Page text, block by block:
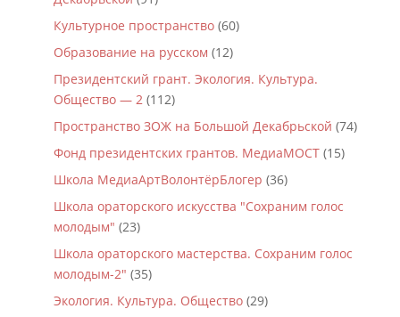
Культурное пространство(60)
Образование на русском (12)
Президентский грант. Экология. Культура.
Общество — 2(112)
Пространство ЗОЖ на Большой Декабрьской (74)
Фонд президентских грантов. МедиаМОСТ(15)
Школа МедиаАртВолонтёрБлогер (36)
Школа ораторского искусства "Сохраним голос
молодым" (23)
Школа ораторского мастерства. Сохраним голос
молодым-2" (35)
Экология. Культура. Общество(29)